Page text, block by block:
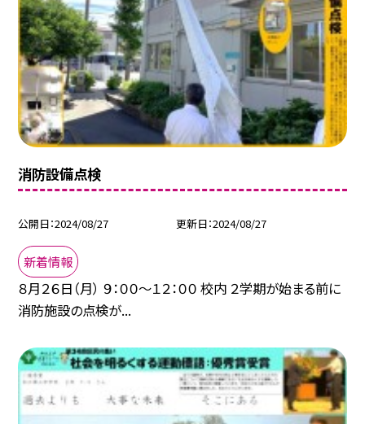
消防設備点検
公開日 2024/08/27 更新日 2024/08/27
新着情報
８月２６日（月） ９：００～１２：００ 校内 ２学期が始まる前に
消防施設の点検が...